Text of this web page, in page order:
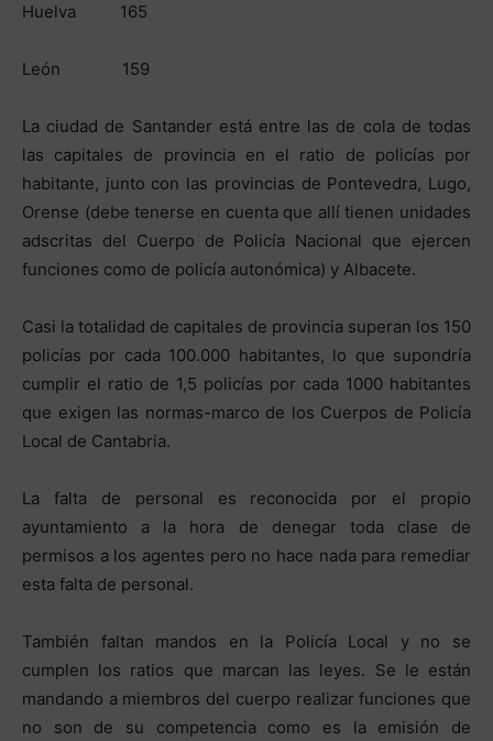
Huelva 165
León 159
La ciudad de Santander está entre las de cola de todas
las capitales de provincia en el ratio de policías por
habitante, junto con las provincias de Pontevedra, Lugo,
Orense (debe tenerse en cuenta que allí tienen unidades
adscritas del Cuerpo de Policía Nacional que ejercen
funciones como de policía autonómica) y Albacete.
Casi la totalidad de capitales de provincia superan los 150
policías por cada 100.000 habitantes, lo que supondría
cumplir el ratio de 1,5 policías por cada 1000 habitantes
que exigen las normas-marco de los Cuerpos de Policía
Local de Cantabria.
La falta de personal es reconocida por el propio
ayuntamiento a la hora de denegar toda clase de
permisos a los agentes pero no hace nada para remediar
esta falta de personal.
También faltan mandos en la Policía Local y no se
cumplen los ratios que marcan las leyes. Se le están
mandando a miembros del cuerpo realizar funciones que
no son de su competencia como es la emisión de